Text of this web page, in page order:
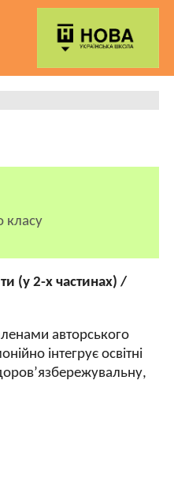
класу
(у 2-х частинах) /
авторського
інтегрує освітні